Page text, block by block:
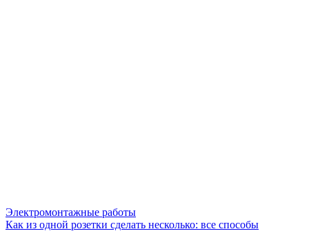
Электромонтажные работы
Как из одной розетки сделать несколько: все способы